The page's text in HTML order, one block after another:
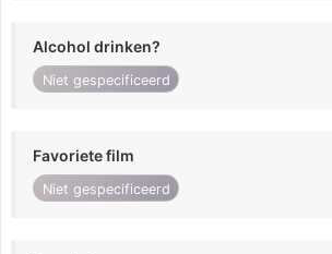
Alcohol drinken?
Niet gespecificeerd
Favoriete film
Niet gespecificeerd